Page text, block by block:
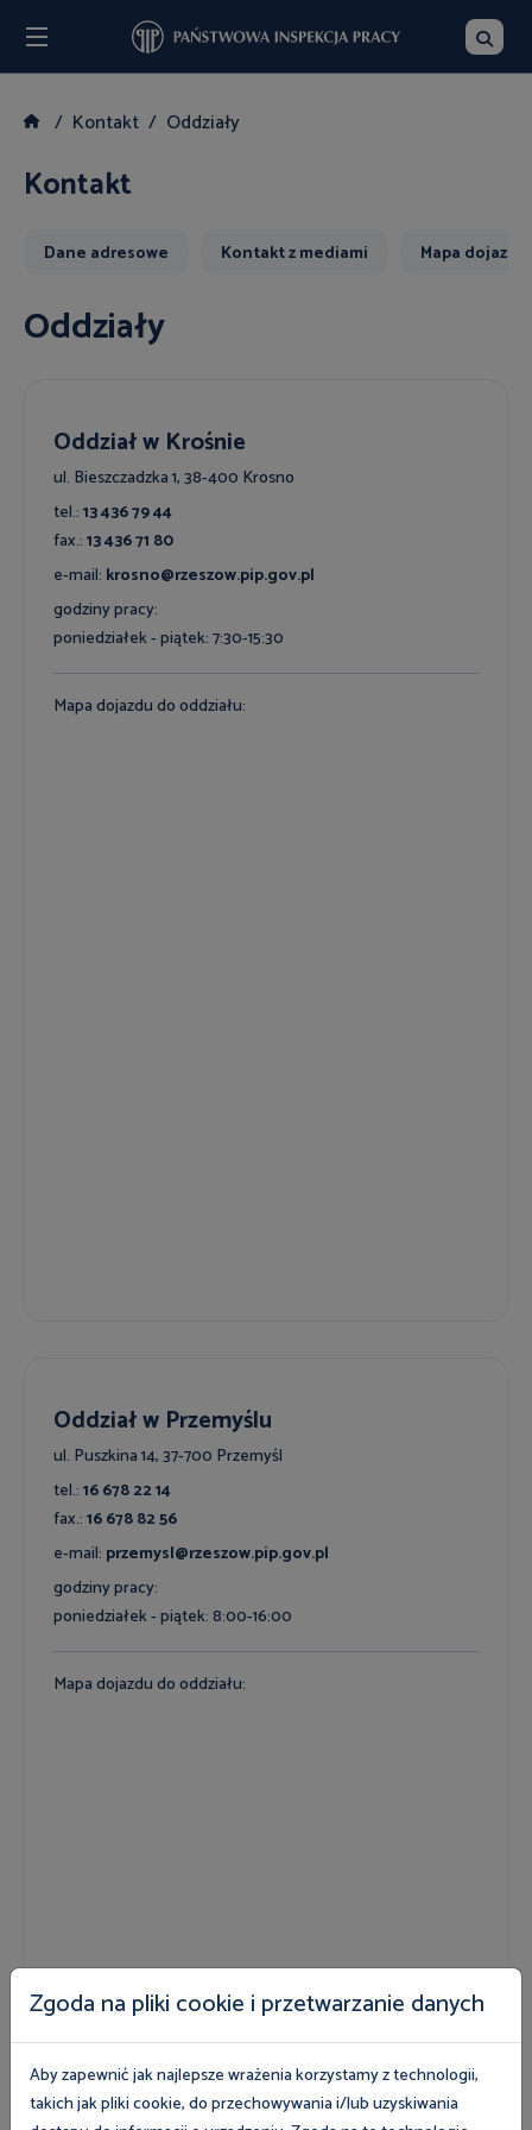
Kontakt Oddziały
Kontakt
Dane adresowe Kontakt z mediami Mapa dojazdu
Oddziały
Oddział w Krośnie
ul. Bieszczadzka 1, 38-400 Krosno
tel.:13 436 79 44
fax.:13 436 71 80
e-mail: krosno@rzeszow.pip.gov.pl
godziny pracy:
poniedziałek - piątek: 7:30-15:30
Mapa dojazdu do oddziału:
Oddział w Przemyślu
ul. Puszkina 14, 37-700 Przemyśl
tel.:16 678 22 14
fax.:16 678 82 56
e-mail: przemysl@rzeszow.pip.gov.pl
godziny pracy:
poniedziałek - piątek: 8:00-16:00
Mapa dojazdu do oddziału:
Zgoda na pliki cookie i przetwarzanie danych
Aby zapewnić jak najlepsze wrażenia korzystamy z technologii,
takich jak pliki cookie, do przechowywania i/lub uzyskiwania
Szukaj